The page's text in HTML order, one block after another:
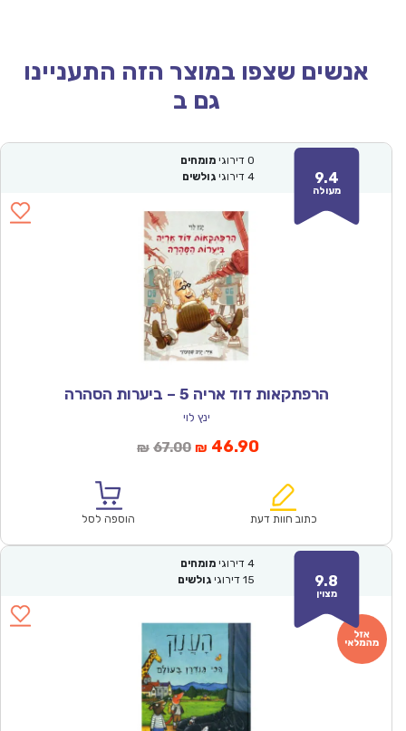
אנשים שצפו במוצר הזה התעניינו
גם ב
9.4
מעולה
0 דירוגי מומחים
4 דירוגי גולשים
הרפתקאות דוד אריה 5 – ביערות הסהרה
ינץ לוי
₪ 67.00המחיר
₪67.00.
₪ 46.90המחיר
הוא:
כתוב חוות דעת הוספה לסל
9.8
מצוין
4 דירוגי מומחים
15 דירוגי גולשים